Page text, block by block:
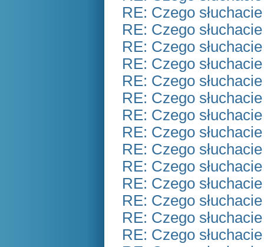
RE: Czego
RE: Czego
RE: Czego
RE: Czego
RE: Czego
RE: Czego
RE: Czego
RE: Czego
RE: Czego
RE: Czego
RE: Czego
RE: Czego
RE: Czego
RE: Czego